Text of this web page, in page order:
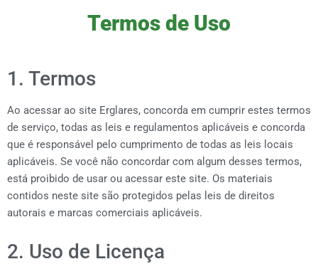
Termos de Uso
1. Termos
Ao acessar ao site Erglares, concorda em cumprir estes termos
de serviço, todas as leis e regulamentos aplicáveis e concorda
que é responsável pelo cumprimento de todas as leis locais
aplicáveis. Se você não concordar com algum desses termos,
está proibido de usar ou acessar este site. Os materiais
contidos neste site são protegidos pelas leis de direitos
autorais e marcas comerciais aplicáveis.
2. Uso de Licença